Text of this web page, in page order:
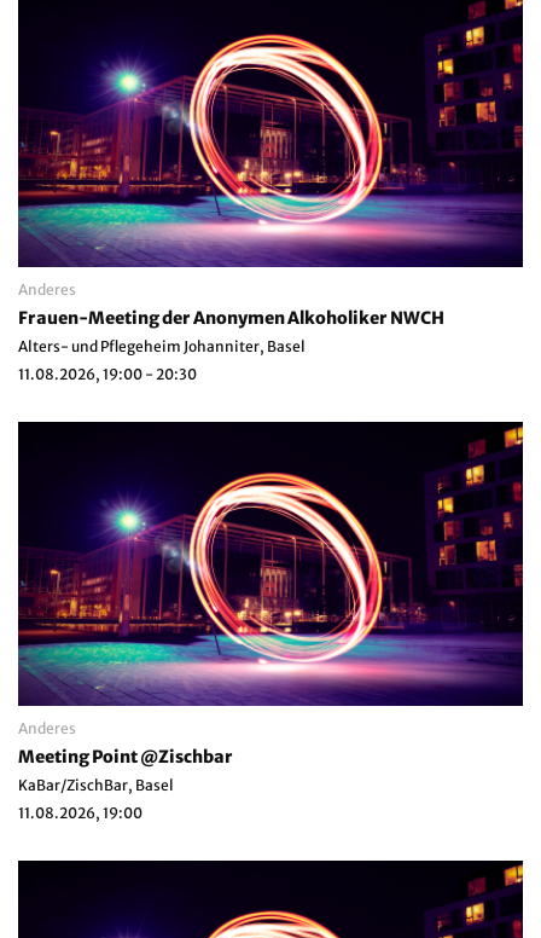
Anderes
Frauen-Meeting der Anonymen Alkoholiker NWCH
Alters- und Pflegeheim Johanniter, Basel
11.08.2026, 19:00 - 20:30
Anderes
Meeting Point @Zischbar
KaBar/ZischBar, Basel
11.08.2026, 19:00